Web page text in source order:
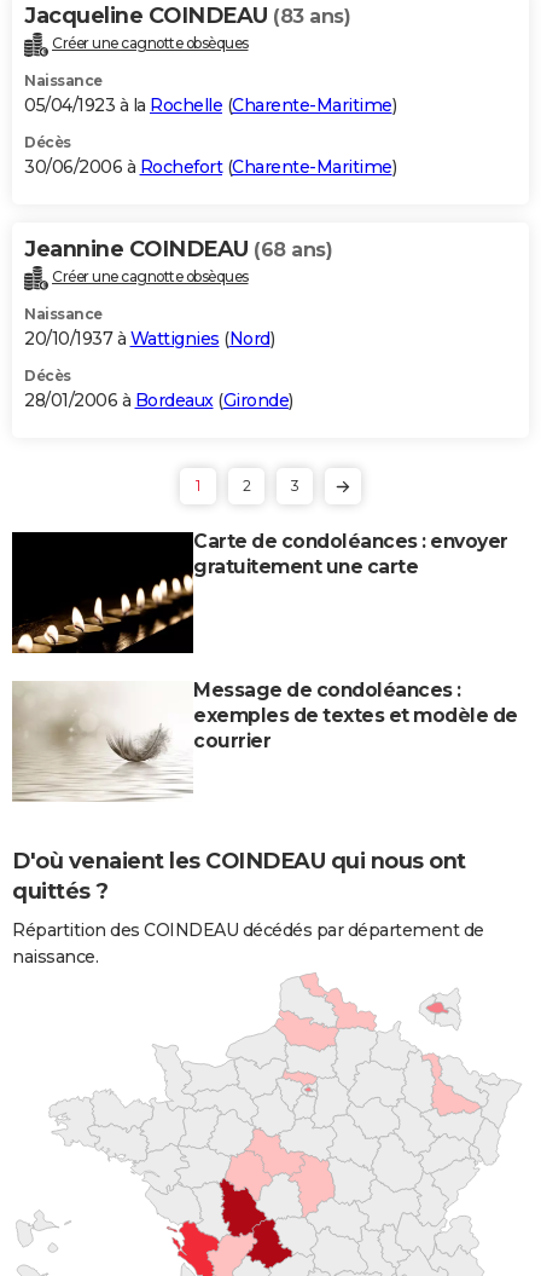
Jacqueline COINDEAU (83 ans)
Créer une cagnotte obsèques
Naissance
05/04/1923 à la Rochelle (Charente-Maritime)
Décès
30/06/2006 à Rochefort(Charente-Maritime)
Jeannine COINDEAU (68 ans)
Créer une cagnotte obsèques
Naissance
20/10/1937 à Wattignies (Nord)
Décès
28/01/2006 à Bordeaux (Gironde)
1 2 3
Carte de condoléances : envoyer
gratuitement une carte
Message de condoléances :
exemples de textes et modèle de
courrier
D'où venaient les COINDEAU qui nous ont
quittés ?
Répartition des COINDEAU décédés par département de
naissance.